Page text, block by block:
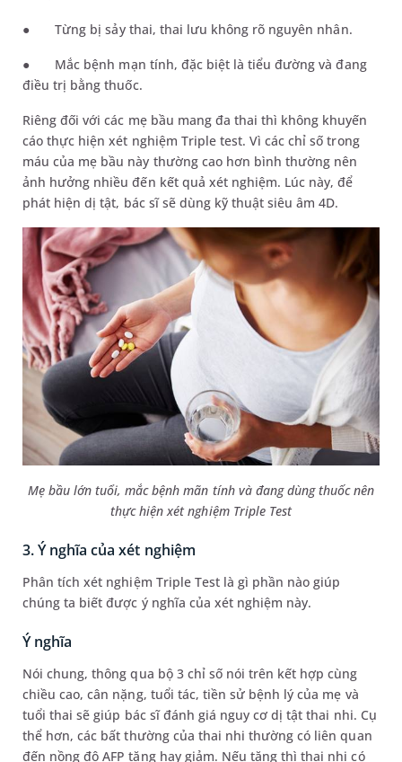
● Từng bị sảy thai, thai lưu không rõ nguyên nhân.
● Mắc bệnh mạn tính, đặc biệt là tiểu đường và đang
điều trị bằng thuốc.
Riêng đối với các mẹ bầu mang đa thai thì không khuyến
cáo thực hiện xét nghiệm Triple test. Vì các chỉ số trong
máu của mẹ bầu này thường cao hơn bình thường nên
ảnh hưởng nhiều đến kết quả xét nghiệm. Lúc này, để
phát hiện dị tật, bác sĩ sẽ dùng kỹ thuật siêu âm 4D.
Mẹ bầu lớn tuổi, mắc bệnh mãn tính và đang dùng thuốc nên
thực hiện xét nghiệm Triple Test
3. Ý nghĩa của xét nghiệm
Phân tích xét nghiệm Triple Test là gì phần nào giúp
chúng ta biết được ý nghĩa của xét nghiệm này.
Ý nghĩa
Nói chung, thông qua bộ 3 chỉ số nói trên kết hợp cùng
chiều cao, cân nặng, tuổi tác, tiền sử bệnh lý của mẹ và
tuổi thai sẽ giúp bác sĩ đánh giá nguy cơ dị tật thai nhi. Cụ
thể hơn, các bất thường của thai nhi thường có liên quan
đến nồng độ AFP tăng hay giảm. Nếu tăng thì thai nhi có